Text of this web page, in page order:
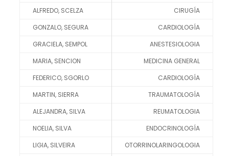
ALFREDO, SCELZA
CIRUGÍA
GONZALO, SEGURA
CARDIOLOGÍA
GRACIELA, SEMPOL
ANESTESIOLOGIA
MARIA, SENCION
MEDICINA GENERAL
FEDERICO, SGORLO
CARDIOLOGÍA
MARTIN, SIERRA
TRAUMATOLOGÍA
ALEJANDRA, SILVA
REUMATOLOGIA
NOELIA, SILVA
ENDOCRINOLOGÍA
LIGIA, SILVEIRA
OTORRINOLARINGOLOGIA